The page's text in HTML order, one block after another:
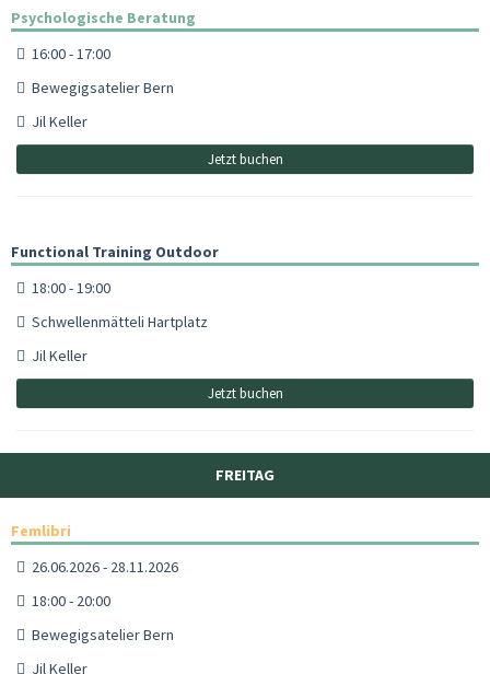
Psychologische Beratung
16:00 - 17:00
Bewegigsatelier Bern
Jil Keller
Jetzt buchen
Functional Training Outdoor
18:00 - 19:00
Schwellenmätteli Hartplatz
Jil Keller
Jetzt buchen
FREITAG
Femlibri
26.06.2026 - 28.11.2026
18:00 - 20:00
Bewegigsatelier Bern
Jil Keller